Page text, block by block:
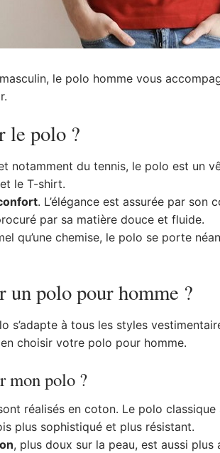
le polo homme vous
le polo ?
notamment du tennis, le polo est un
le T-shirt.
. L’élégance est assurée par son
par sa matière douce et fluide.
qu’une chemise, le polo se porte
un polo pour homme ?
s’adapte à tous les styles
choisir votre polo pour homme.
mon polo ?
réalisés en coton. Le polo classique
plus sophistiqué et plus résistant.
, plus doux sur la peau, est aussi plus